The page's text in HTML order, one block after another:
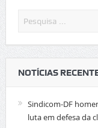
NOTÍCIAS
Sindicom-DF
luta em defesa da